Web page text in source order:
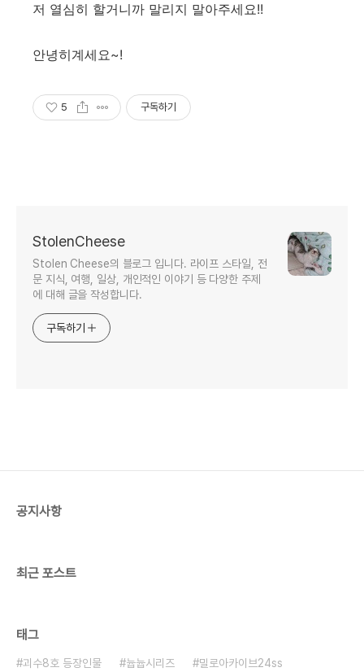
저 열심히 할거니까 말리지 말아주세요!!
안녕히계세요~!
5 구독하기
StolenCheese
Stolen Cheese의 블로그 입니다. 라이프 스타일, 전
문 지식, 여행, 일상, 개인적인 이야기 등 다양한 주제
에 대해 글을 작성합니다.
구독하기
공지사항
최근 포스트
태그
괴수8호 등장인물 늅늅시리즈 밀로아카이브24ss